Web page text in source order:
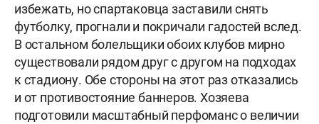
избежать, но спартаковца заставили снять
футболку, прогнали и покричали гадостей вслед.
В остальном болельщики обоих клубов мирно
существовали рядом друг с другом на подходах
к стадиону. Обе стороны на этот раз отказались
и от противостояние баннеров. Хозяева
подготовили масштабный перфоманс о величии